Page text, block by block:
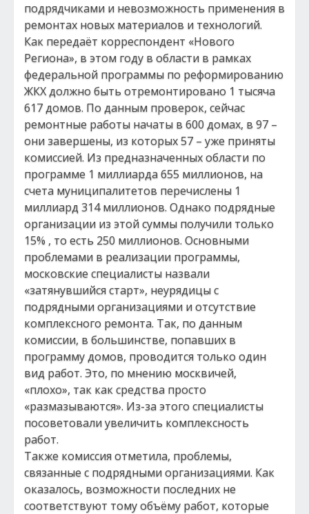
подрядчиками и невозможность применения в
ремонтах новых материалов и технологий.
Как передаёт корреспондент «Нового
Региона», в этом году в области в рамках
федеральной программы по реформированию
ЖКХ должно быть отремонтировано 1 тысяча
617 домов. По данным проверок, сейчас
ремонтные работы начаты в 600 домах, в 97 –
они завершены, из которых 57 – уже приняты
комиссией. Из предназначенных области по
программе 1 миллиарда 655 миллионов, на
счета муниципалитетов перечислены 1
миллиард 314 миллионов. Однако подрядные
организации из этой суммы получили только
15% , то есть 250 миллионов. Основными
проблемами в реализации программы,
московские специалисты назвали
«затянувшийся старт», неурядицы с
подрядными организациями и отсутствие
комплексного ремонта. Так, по данным
комиссии, в большинстве, попавших в
программу домов, проводится только один
вид работ. Это, по мнению москвичей,
«плохо», так как средства просто
«размазываются». Из-за этого специалисты
посоветовали увеличить комплексность
работ.
Также комиссия отметила, проблемы,
связанные с подрядными организациями. Как
оказалось, возможности последних не
соответствуют тому объёму работ, которые